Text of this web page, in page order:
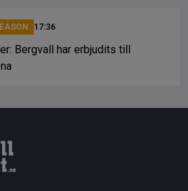
17:36
Bergvall har erbjudits till